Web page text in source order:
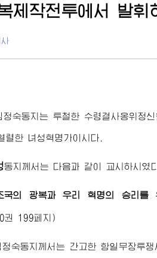
제작전투에서 발휘
사
정숙동지 는 투철한 수령 결사옹위정
한 녀성혁명가이시다.
동지 께서는 다음과 같이 교시하시였
국의 광복과 우리 혁명의 승리를
권 199페지)
정숙동지 께서는 간고한 항일무장투